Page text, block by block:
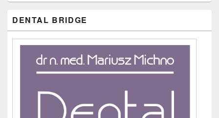
DENTAL BRIDGE